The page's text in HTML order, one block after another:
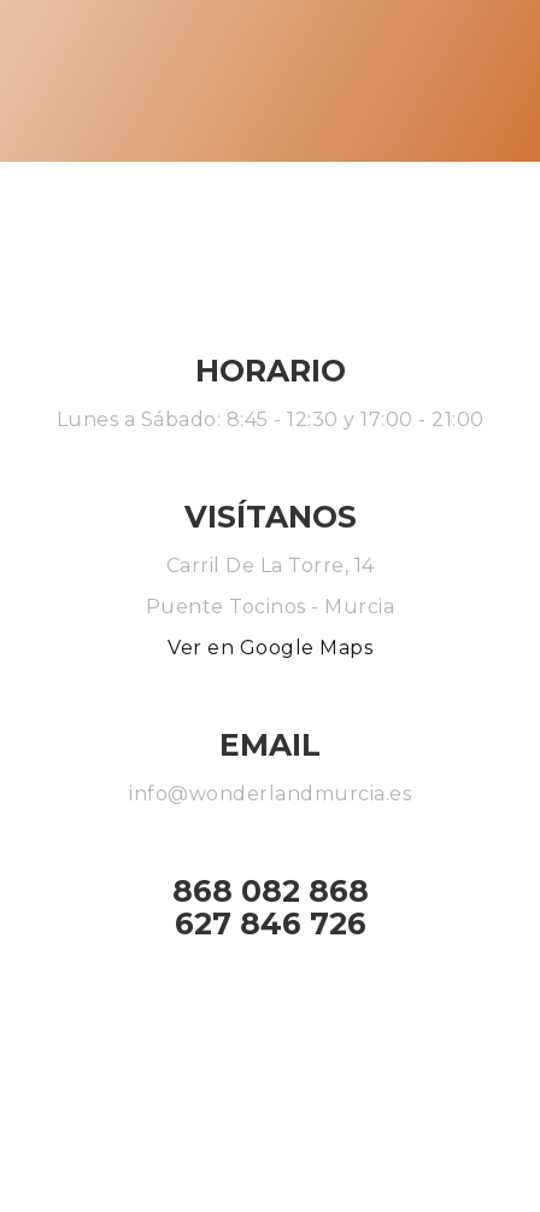
HORARIO
Lunes a Sábado: 8:45 - 12:30 y 17:00 - 21:00
VISÍTANOS
Carril De La Torre, 14
Puente Tocinos - Murcia
Ver en Google Maps
EMAIL
info@wonderlandmurcia.es
868 082 868
627 846 726